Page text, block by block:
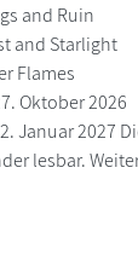
and Ruin
and Starlight
Flames
Oktober 2026
Januar 2027
lesbar.